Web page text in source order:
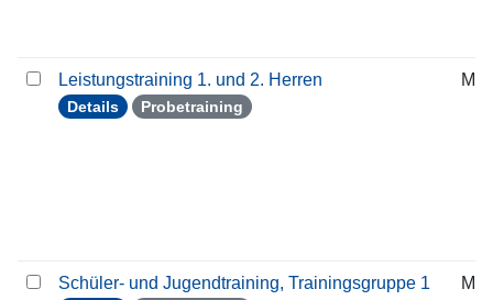
Leistungstraining 1. und 2. Herren
Details Probetraining
Schüler- und Jugendtraining, Trainingsgruppe 1